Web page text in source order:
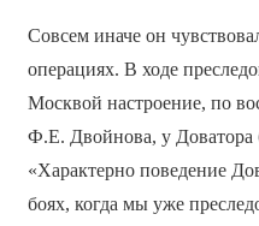
Совсем иначе он
операциях. В ходе
Москвой настроение, по
Ф.Е. Двойнова, у
«Характерно поведение
боях, когда мы уже